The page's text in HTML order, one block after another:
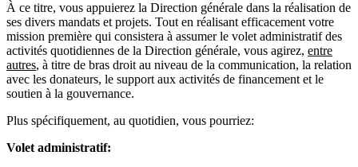
À ce titre, vous appuierez la Direction générale dans la réalisation de
ses divers mandats et projets. Tout en réalisant efficacement votre
mission première qui consistera à assumer le volet administratif des
activités quotidiennes de la Direction générale, vous agirez, entre
autres, à titre de bras droit au niveau de la communication, la relation
avec les donateurs, le support aux activités de financement et le
soutien à la gouvernance.
Plus spécifiquement, au quotidien, vous pourriez:
Volet administratif: